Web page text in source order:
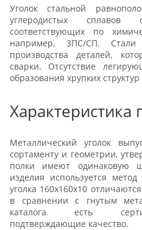
Уголок стальной
углеродистых сплавов
соответствующих по
например, 3ПС/СП. Стали
производства деталей,
сварки. Отсутствие
образования хрупких
Характеристика
Металлический уголок
сортаменту и геометрии,
полки имеют одинаковую
изделия используется
уголка 160х160х10
в сравнении с гнутым
каталога есть
подтверждающие качество.